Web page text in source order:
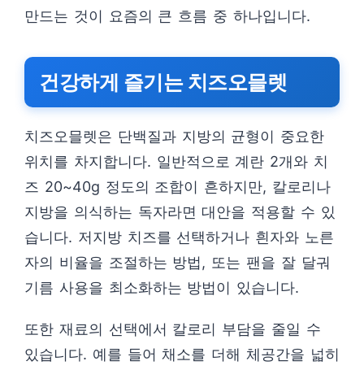
만드는 것이 요즘의 큰 흐름 중 하나입니다.
건강하게 즐기는 치즈오믈렛
치즈오믈렛은 단백질과 지방의 균형이 중요한
위치를 차지합니다. 일반적으로 계란 2개와 치
즈 20~40g 정도의 조합이 흔하지만, 칼로리나
지방을 의식하는 독자라면 대안을 적용할 수 있
습니다. 저지방 치즈를 선택하거나 흰자와 노른
자의 비율을 조절하는 방법, 또는 팬을 잘 달궈
기름 사용을 최소화하는 방법이 있습니다.
또한 재료의 선택에서 칼로리 부담을 줄일 수
있습니다. 예를 들어 채소를 더해 체공간을 넓히